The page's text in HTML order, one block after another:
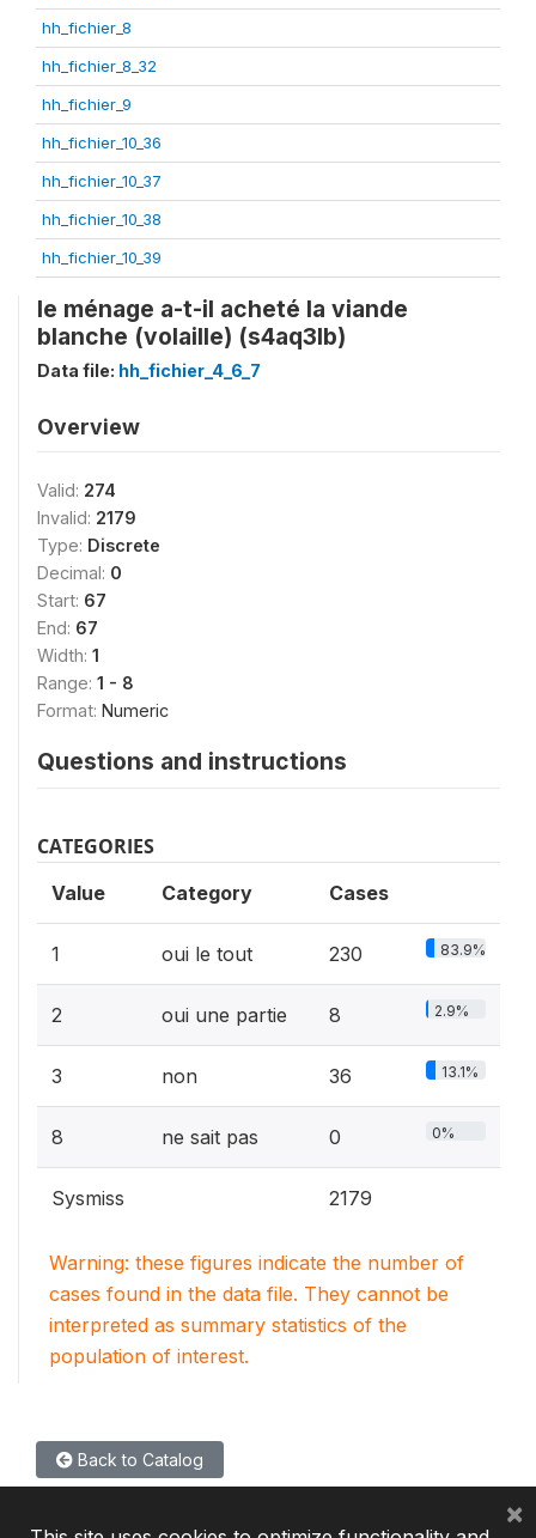
hh_fichier_8
hh_fichier_8_32
hh_fichier_9
hh_fichier_10_36
hh_fichier_10_37
hh_fichier_10_38
hh_fichier_10_39
le ménage a-t-il acheté la viande
blanche (volaille) (s4aq3lb)
Data file: hh_fichier_4_6_7
Overview
Valid: 274
Invalid: 2179
Type: Discrete
Decimal: 0
Start: 67
End: 67
Width: 1
Range: 1 - 8
Format: Numeric
Questions and instructions
CATEGORIES
Value Category Cases
1 oui le tout 230 83.9%
2 oui une partie 8 2.9%
3 non 36 13.1%
8 ne sait pas 0 0%
Sysmiss 2179
Warning: these figures indicate the number of
cases found in the data file. They cannot be
interpreted as summary statistics of the
population of interest.
Back to Catalog
×